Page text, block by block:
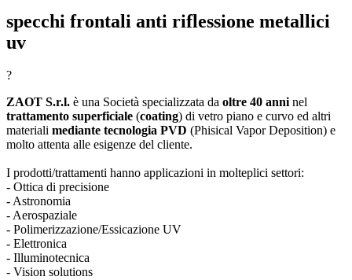
specchi frontali anti riflessione metallici
uv
?
ZAOT S.r.l. è una Società specializzata da oltre 40 anninel
trattamento superficiale (coating) di vetro piano e curvo ed altri
materiali mediante tecnologia PVD (Phisical Vapor Deposition) e
molto attenta alle esigenze del cliente.
I prodotti/trattamenti hanno applicazioni in molteplici settori:
- Ottica di precisione
- Astronomia
- Aerospaziale
- Polimerizzazione/Essicazione UV
- Elettronica
- Illuminotecnica
- Vision solutions